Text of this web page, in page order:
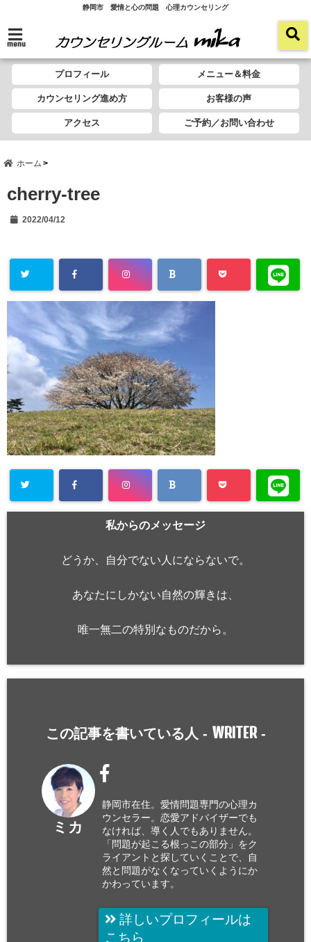
静岡市 愛情と心の問題 心理カウンセリング
menu
プロフィール メニュー＆料金
カウンセリング進め方 お客様の声
アクセス ご予約／お問い合わせ
ホーム
cherry-tree
2022/04/12
私からのメッセージ
どうか、自分でない人にならないで。
あなたにしかない自然の輝きは、
唯一無二の特別なものだから。
この記事を書いている人 - WRITER-
ミカ
静岡市在住。愛情問題専門の心理カ
ウンセラー。恋愛アドバイザーでも
なければ、導く人でもありません。
「問題が起こる根っこの部分」をク
ライアントと探していくことで、自
然と問題がなくなっていくようにか
かわっています。
詳しいプロフィールは
こちら